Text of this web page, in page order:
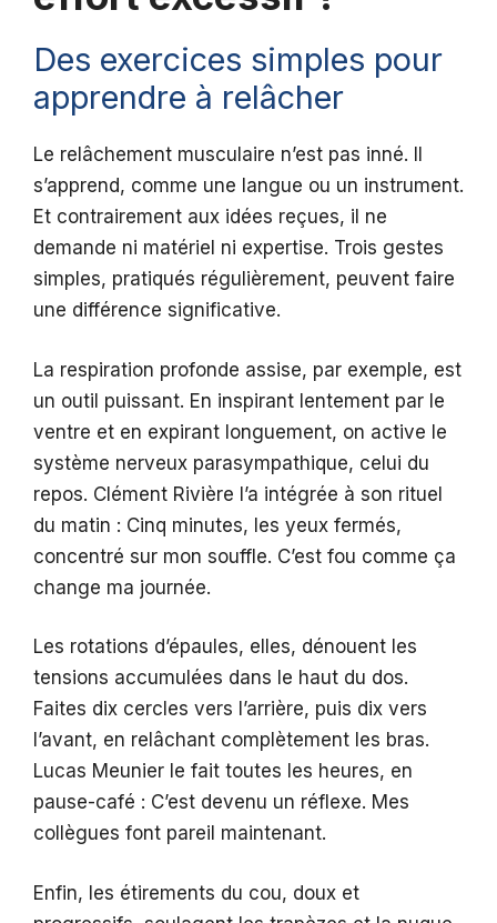
Des exercices simples pour
apprendre à relâcher
Le relâchement musculaire n’est pas inné. Il
s’apprend, comme une langue ou un instrument.
Et contrairement aux idées reçues, il ne
demande ni matériel ni expertise. Trois gestes
simples, pratiqués régulièrement, peuvent faire
une différence significative.
La respiration profonde assise, par exemple, est
un outil puissant. En inspirant lentement par le
ventre et en expirant longuement, on active le
système nerveux parasympathique, celui du
repos. Clément Rivière l’a intégrée à son rituel
du matin : Cinq minutes, les yeux fermés,
concentré sur mon souffle. C’est fou comme ça
change ma journée.
Les rotations d’épaules, elles, dénouent les
tensions accumulées dans le haut du dos.
Faites dix cercles vers l’arrière, puis dix vers
l’avant, en relâchant complètement les bras.
Lucas Meunier le fait toutes les heures, en
pause-café : C’est devenu un réflexe. Mes
collègues font pareil maintenant.
Enfin, les étirements du cou, doux et